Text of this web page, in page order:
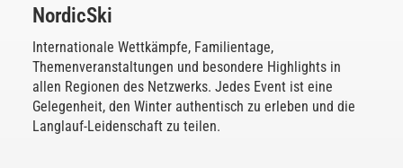
NordicSki
Internationale Wettkämpfe, Familientage,
Themenveranstaltungen und besondere Highlights in
allen Regionen des Netzwerks. Jedes Event ist eine
Gelegenheit, den Winter authentisch zu erleben und die
Langlauf-Leidenschaft zu teilen.